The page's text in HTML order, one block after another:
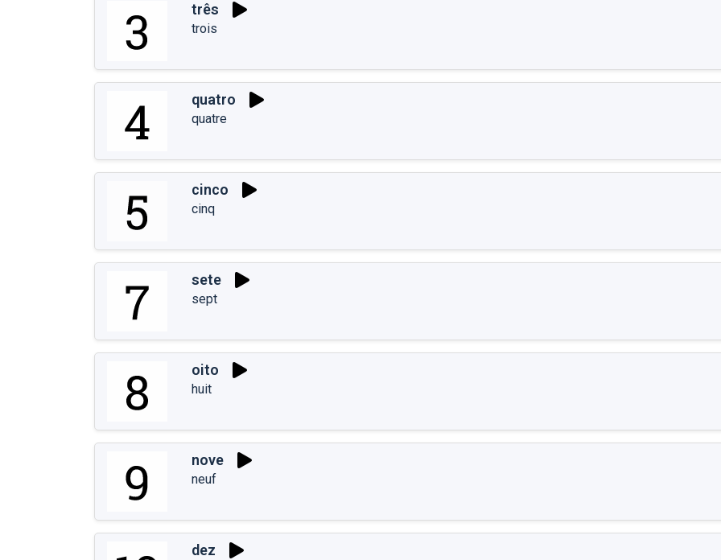
três
trois
quatro
quatre
cinco
cinq
sete
sept
oito
huit
nove
neuf
dez